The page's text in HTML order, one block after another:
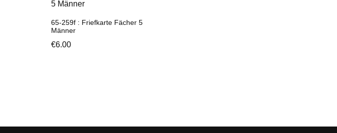
65-259f : Friefkarte Fächer 5
Männer
€6.00